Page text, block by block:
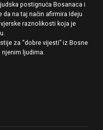
postignuća Bosanaca i
na taj način afirmira Ideju
raznolikosti koja je
za “dobre vijesti” iz Bosne
ljudima.